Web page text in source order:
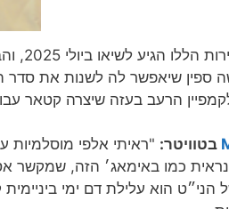
העיסוק
ספין שיאפשר לה לשנות את סדר
הרעב בעזה שיצרה קטאר
בטוויטר: "ראיתי אלפי מוסלמיות
כמו באימאג׳ הזה, שמקשר
הני״ט הוא עלילת דם ימי